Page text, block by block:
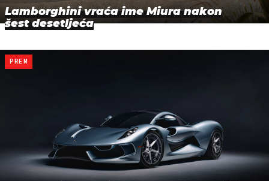
Lamborghini vraća ime Miura nakon
šest desetljeća
PREM